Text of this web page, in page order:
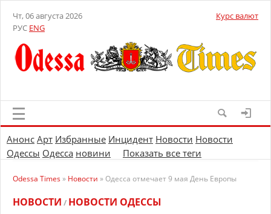
Чт, 06 августа 2026
РУС ENG
Курс валют
Анонс Арт Избранные Инцидент Новости Новости
Одессы Одесса новини Показать все теги
Odessa Times» Новости » Одесса отмечает 9 мая День Европы
НОВОСТИ / НОВОСТИ ОДЕССЫ